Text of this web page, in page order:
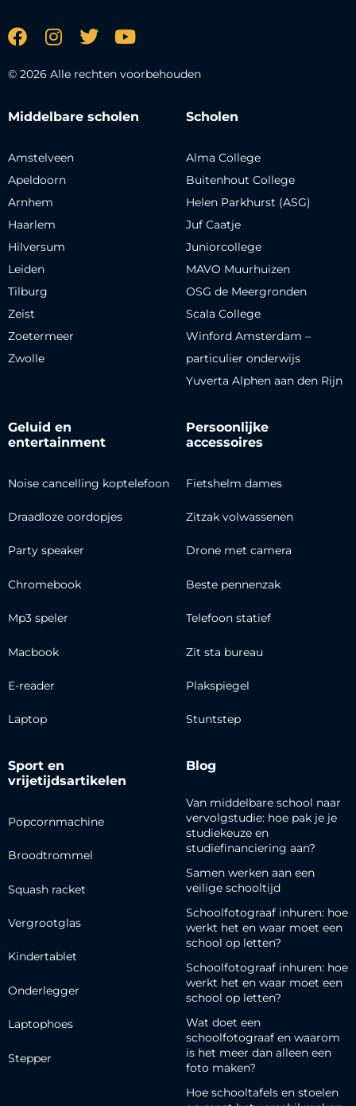
© 2026 Alle rechten voorbehouden
Middelbare scholen
Amstelveen
Apeldoorn
Arnhem
Haarlem
Hilversum
Leiden
Tilburg
Zeist
Zoetermeer
Zwolle
Scholen
Alma College
Buitenhout College
Helen Parkhurst (ASG)
Juf Caatje
Juniorcollege
MAVO Muurhuizen
OSG de Meergronden
Scala College
Winford Amsterdam –
particulier onderwijs
Yuverta Alphen aan den Rijn
Geluid en
entertainment
Noise cancelling koptelefoon
Draadloze oordopjes
Party speaker
Chromebook
Mp3 speler
Macbook
E-reader
Laptop
Persoonlijke
accessoires
Fietshelm dames
Zitzak volwassenen
Drone met camera
Beste pennenzak
Telefoon statief
Zit sta bureau
Plakspiegel
Stuntstep
Sport en
vrijetijdsartikelen
Popcornmachine
Broodtrommel
Squash racket
Vergrootglas
Kindertablet
Onderlegger
Laptophoes
Stepper
Blog
Van middelbare school naar
vervolgstudie: hoe pak je je
studiekeuze en
studiefinanciering aan?
Samen werken aan een
veilige schooltijd
Schoolfotograaf inhuren: hoe
werkt het en waar moet een
school op letten?
Schoolfotograaf inhuren: hoe
werkt het en waar moet een
school op letten?
Wat doet een
schoolfotograaf en waarom
is het meer dan alleen een
foto maken?
Hoe schooltafels en stoelen